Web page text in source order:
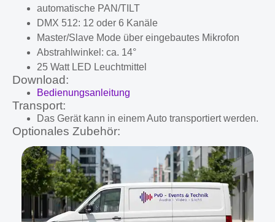
automatische PAN/TILT
DMX 512: 12 oder 6 Kanäle
Master/Slave Mode über eingebautes Mikrofon
Abstrahlwinkel: ca. 14°
25 Watt LED Leuchtmittel
Download:
Bedienungsanleitung
Transport:
Das Gerät kann in einem Auto transportiert werden.
Optionales Zubehör: